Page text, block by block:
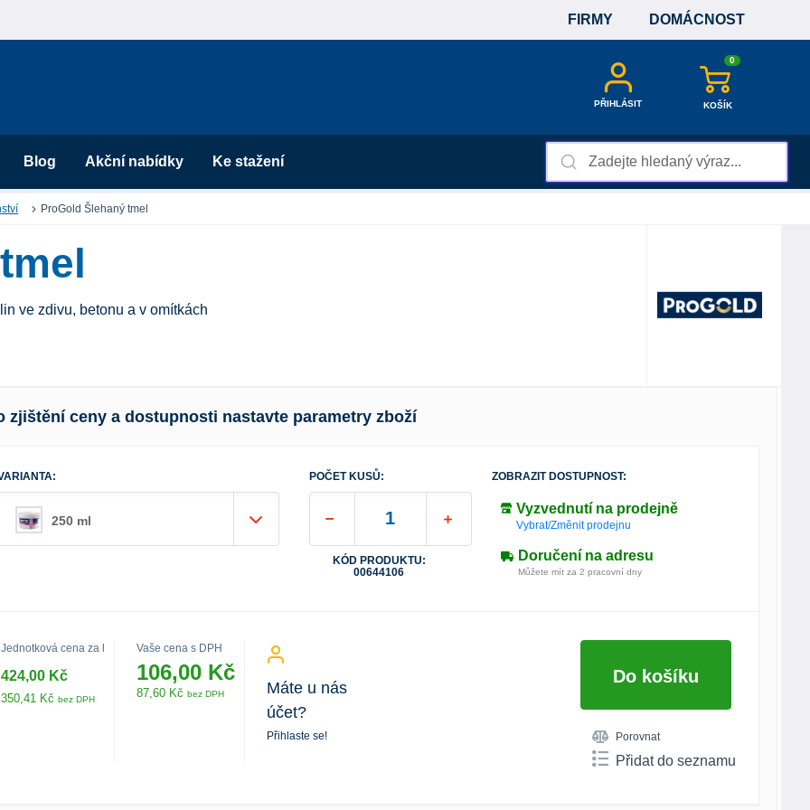
FIRMY DOMÁCNOST
PŘIHLÁSIT
0
KOŠÍK
Blog Akční nabídky Ke stažení
ProGold Šlehaný tmel
ve zdivu, betonu a v omítkách
zjištění ceny a dostupnosti nastavte parametry zboží
250 ml
POČET KUSŮ:
KÓD PRODUKTU:
00644106
ZOBRAZIT DOSTUPNOST:
Vyzvednutí na prodejně
Vybrat/Změnit prodejnu
Doručení na adresu
Můžete mít za 2 pracovní dny
Jednotková cena za l
424,00 Kč
350,41 Kč bez DPH
Vaše cena s DPH
106,00 Kč
87,60 Kč bez DPH
Máte u nás
účet?
Přihlaste se!
Do košíku
Porovnat
Přidat do seznamu